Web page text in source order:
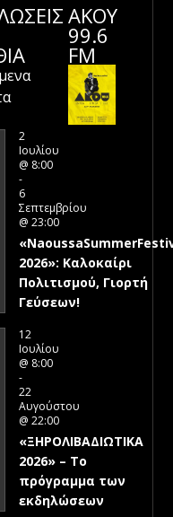
2
Ιουλίου
@ 8:00
-
6
Σεπτεμβρίου
@ 23:00
2026»: Καλοκαίρι
Πολιτισμού, Γιορτή
Γεύσεων!
12
Ιουλίου
@ 8:00
-
22
Αυγούστου
@ 22:00
«ΞΗΡΟΛΙΒΑΔΙΩΤΙΚΑ
2026» – To
πρόγραμμα των
εκδηλώσεων
ΑΚΟΥ
99.6
FM